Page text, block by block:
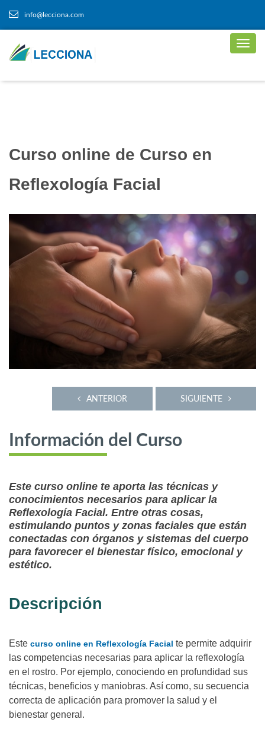
info@lecciona.com
Curso online de Curso en
Reflexología Facial
SIGUIENTE
ANTERIOR
Información del Curso
Este curso online te aporta las técnicas y
conocimientos necesarios para aplicar la
Reflexología Facial. Entre otras cosas,
estimulando puntos y zonas faciales que están
conectadas con órganos y sistemas del cuerpo
para favorecer el bienestar físico, emocional y
estético.
Descripción
Este curso online en Reflexología Facial te permite adquirir
las competencias necesarias para aplicar la reflexología
en el rostro. Por ejemplo, conociendo en profundidad sus
técnicas, beneficios y maniobras. Así como, su secuencia
correcta de aplicación para promover la salud y el
bienestar general.